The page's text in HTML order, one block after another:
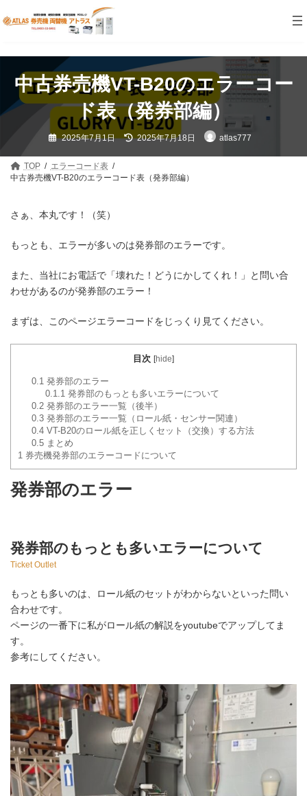
ン
テ
ツ
プ
ビ
ゲ
シ
動
中古券売機VT-B20のエラーコー
ド表（発券部編）
2025年7月1日
最
終
新
時
:
2025年7月18日 atlas777
TOP
エラーコード表
中古券売機VT-B20のエラーコード表（発券部編）
さぁ、本丸です！（笑）
もっとも、エラーが多いのは発券部のエラーです。
また、当社にお電話で「壊れた！どうにかしてくれ！」と問い合
わせがあるのが発券部のエラー！
まずは、このページエラーコードをじっくり見てください。
目次 [hide]
0.1発券部のエラー
0.1.1発券部のもっとも多いエラーについて
0.2発券部のエラー一覧（後半）
0.3発券部のエラー一覧（ロール紙・センサー関連）
0.4VT-B20のロール紙を正しくセット（交換）する方法
0.5まとめ
1 券売機発券部のエラーコードについて
発券部のエラー
発券部のもっとも多いエラーについて
Ticket Outlet
もっとも多いのは、ロール紙のセットがわからないといった問い
合わせです。
ページの一番下に私がロール紙の解説をyoutubeでアップしてま
す。
参考にしてください。